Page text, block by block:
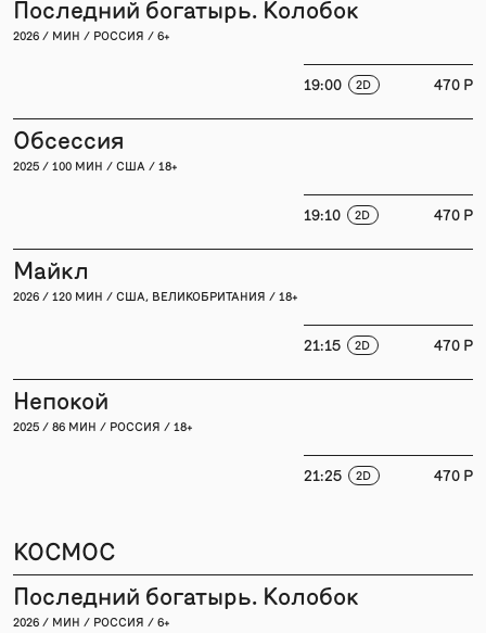
Последний богатырь. Колобок
2026 / МИН / РОССИЯ / 6+
19:00 2D 470 P
Обсессия
2025 / 100 МИН / США / 18+
19:10 2D 470 P
Майкл
2026 / 120 МИН / США, ВЕЛИКОБРИТАНИЯ / 18+
21:15 2D 470 P
Непокой
2025 / 86 МИН / РОССИЯ / 18+
21:25 2D 470 P
КОСМОС
Последний богатырь. Колобок
2026 / МИН / РОССИЯ / 6+